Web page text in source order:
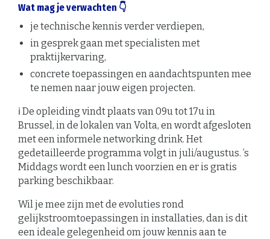
Wat mag je verwachten 👇
je technische kennis verder verdiepen,
in gesprek gaan met specialisten met
praktijkervaring,
concrete toepassingen en aandachtspunten mee
te nemen naar jouw eigen projecten.
ℹ️ De opleiding vindt plaats van 09u tot 17u in
Brussel, in de lokalen van Volta, en wordt afgesloten
met een informele networking drink. Het
gedetailleerde programma volgt in juli/augustus. ’s
Middags wordt een lunch voorzien en er is gratis
parking beschikbaar.
Wil je mee zijn met de evoluties rond
gelijkstroomtoepassingen in installaties, dan is dit
een ideale gelegenheid om jouw kennis aan te